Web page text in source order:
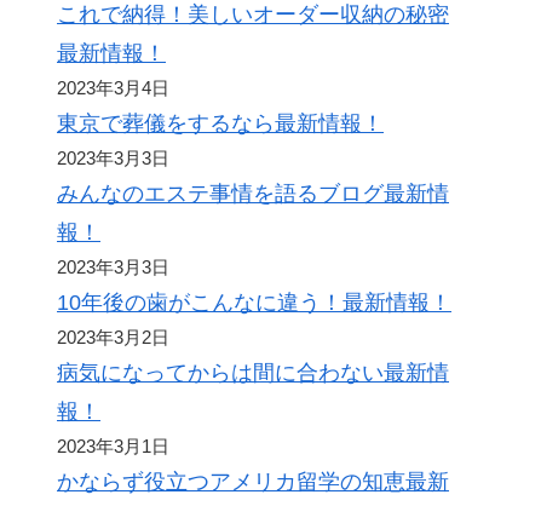
これで納得！美しいオーダー収納の秘密
最新情報！
2023年3月4日
東京で葬儀をするなら最新情報！
2023年3月3日
みんなのエステ事情を語るブログ最新情
報！
2023年3月3日
10年後の歯がこんなに違う！最新情報！
2023年3月2日
病気になってからは間に合わない最新情
報！
2023年3月1日
かならず役立つアメリカ留学の知恵最新